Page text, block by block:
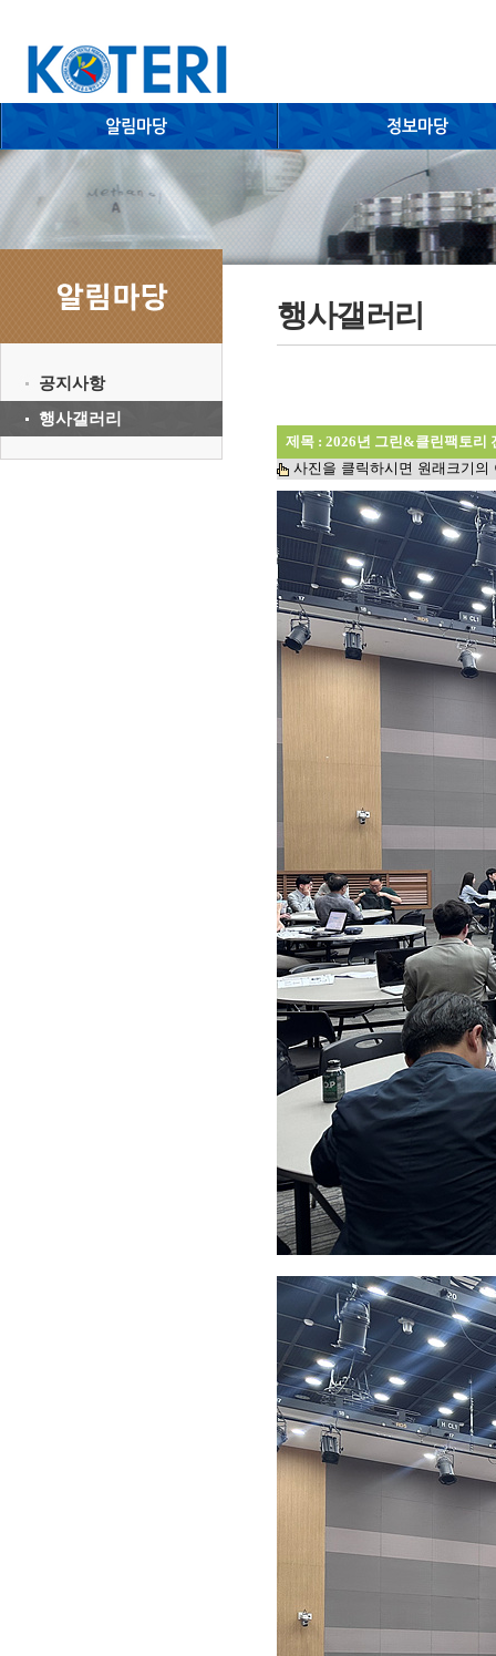
공지사항
행사갤러리
행사갤러리
제목 : 2026년 그린&클린팩토리
사진을 클릭하시면 원래크기의